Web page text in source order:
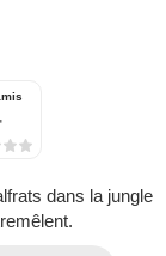
dans la jungle